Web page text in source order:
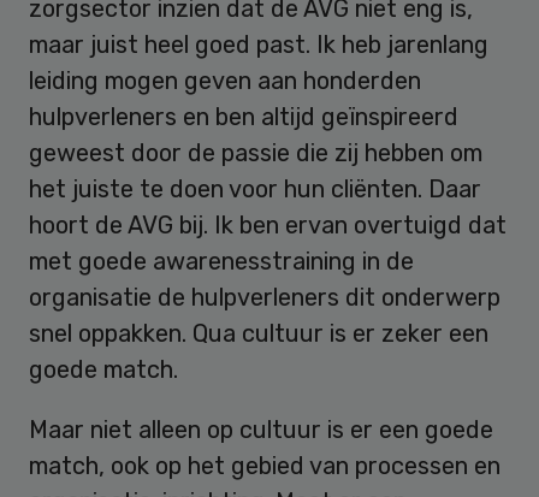
zorgsector inzien dat de AVG niet eng is,
maar juist heel goed past. Ik heb jarenlang
leiding mogen geven aan honderden
hulpverleners en ben altijd geïnspireerd
geweest door de passie die zij hebben om
het juiste te doen voor hun cliënten. Daar
hoort de AVG bij. Ik ben ervan overtuigd dat
met goede awarenesstraining in de
organisatie de hulpverleners dit onderwerp
snel oppakken. Qua cultuur is er zeker een
goede match.
Maar niet alleen op cultuur is er een goede
match, ook op het gebied van processen en